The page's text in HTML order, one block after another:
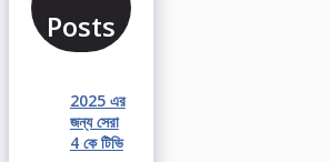
Posts
2025 এর
জন্য সেরা
4 কে টিভি